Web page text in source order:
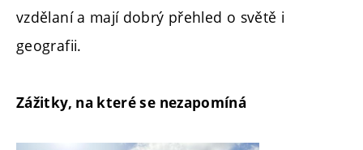
vzdělaní a mají dobrý přehled o světě i
geografii.
Zážitky, na které se nezapomíná